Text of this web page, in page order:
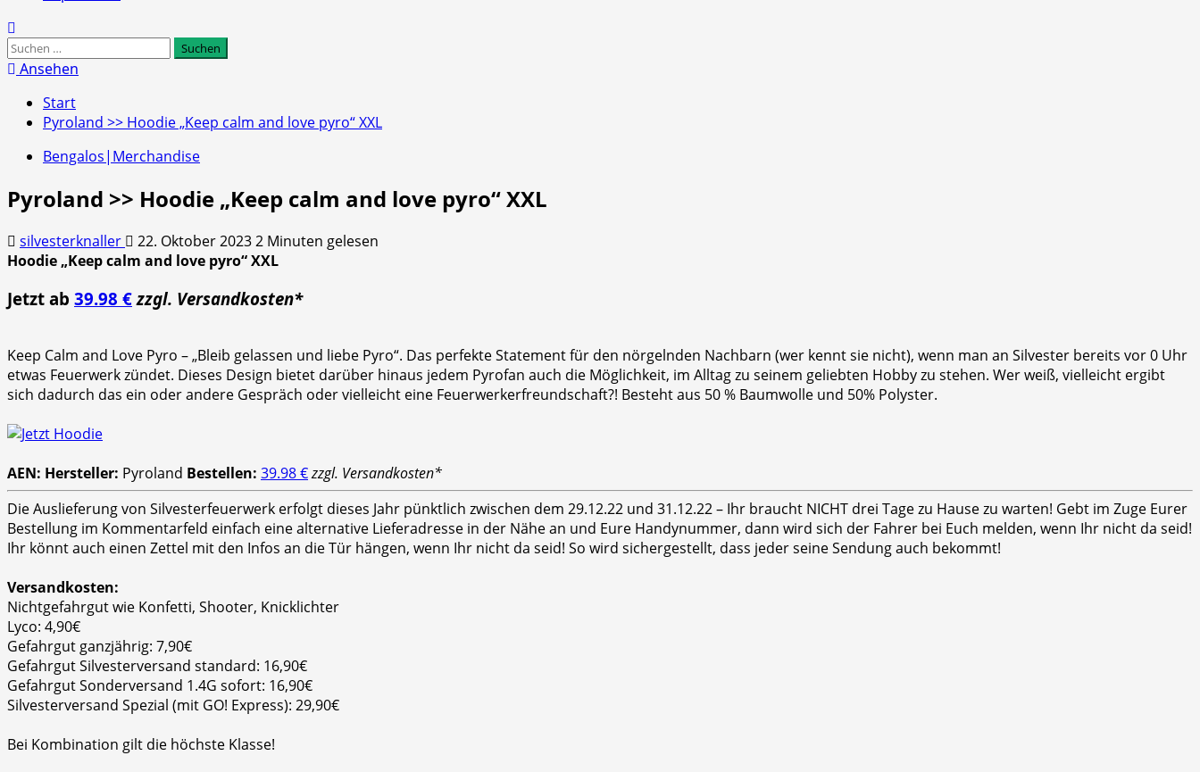
Suchen
nach:
Ansehen
Start
Pyroland >> Hoodie „Keep calm and love pyro“ XXL
Bengalos|Merchandise
Pyroland >> Hoodie „Keep calm and love pyro“ XXL
silvesterknaller 22. Oktober 20232 Minuten gelesen
Hoodie „Keep calm and love pyro“ XXL
Jetzt ab 39.98 € zzgl. Versandkosten*
Keep Calm and Love Pyro – „Bleib gelassen und liebe Pyro“. Das perfekte Statement für den nörgelnden Nachbarn (wer kennt sie nicht), wenn man an Silvester bereits vor 0 Uhr
etwas Feuerwerk zündet. Dieses Design bietet darüber hinaus jedem Pyrofan auch die Möglichkeit, im Alltag zu seinem geliebten Hobby zu stehen. Wer weiß, vielleicht ergibt
sich dadurch das ein oder andere Gespräch oder vielleicht eine Feuerwerkerfreundschaft?! Besteht aus 50 % Baumwolle und 50% Polyster.
AEN: Hersteller: Pyroland Bestellen: 39.98 €zzgl. Versandkosten*
Die Auslieferung von Silvesterfeuerwerk erfolgt dieses Jahr pünktlich zwischen dem 29.12.22 und 31.12.22 – Ihr braucht NICHT drei Tage zu Hause zu warten! Gebt im Zuge Eurer
Bestellung im Kommentarfeld einfach eine alternative Lieferadresse in der Nähe an und Eure Handynummer, dann wird sich der Fahrer bei Euch melden, wenn Ihr nicht da seid!
Ihr könnt auch einen Zettel mit den Infos an die Tür hängen, wenn Ihr nicht da seid! So wird sichergestellt, dass jeder seine Sendung auch bekommt!
Versandkosten:
Nichtgefahrgut wie Konfetti, Shooter, Knicklichter
Lyco: 4,90€
Gefahrgut ganzjährig: 7,90€
Gefahrgut Silvesterversand standard: 16,90€
Gefahrgut Sonderversand 1.4G sofort: 16,90€
Silvesterversand Spezial (mit GO! Express): 29,90€
Bei Kombination gilt die höchste Klasse!